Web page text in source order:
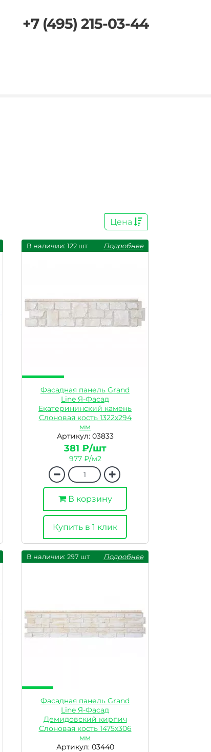
+7 (495) 215-03-44
Цена
В наличии: 122 шт Подробнее
Фасадная панель Grand
Line Я-Фасад
Екатерининский камень
Слоновая кость 1322х294
мм
Артикул: 03833
381 ₽/шт
977 ₽/м2
В корзину
Купить в 1 клик
В наличии: 297 шт Подробнее
Фасадная панель Grand
Line Я-Фасад
Демидовский кирпич
Слоновая кость 1475х306
мм
Артикул: 03440